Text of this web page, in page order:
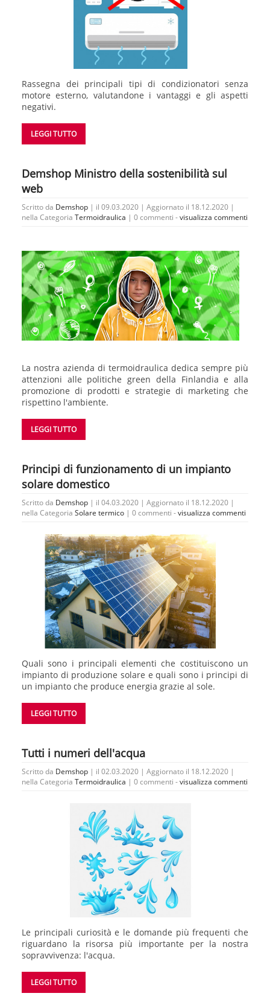
Rassegna dei principali tipi di condizionatori senza
motore esterno, valutandone i vantaggi e gli aspetti
negativi.
LEGGI TUTTO
Demshop Ministro della sostenibilità sul
web
Scritto da Demshop | il 09.03.2020 | Aggiornato il 18.12.2020 |
nella Categoria Termoidraulica | 0 commenti -visualizza commenti
La nostra azienda di termoidraulica dedica sempre più
attenzioni alle politiche green della Finlandia e alla
promozione di prodotti e strategie di marketing che
rispettino l'ambiente.
LEGGI TUTTO
Principi di funzionamento di un impianto
solare domestico
Scritto da Demshop | il 04.03.2020 | Aggiornato il 18.12.2020 |
nella Categoria Solare termico | 0 commenti -visualizza commenti
Quali sono i principali elementi che costituiscono un
impianto di produzione solare e quali sono i principi di
un impianto che produce energia grazie al sole.
LEGGI TUTTO
Tutti i numeri dell'acqua
Scritto da Demshop | il 02.03.2020 | Aggiornato il 18.12.2020 |
nella Categoria Termoidraulica | 0 commenti -visualizza commenti
Le principali curiosità e le domande più frequenti che
riguardano la risorsa più importante per la nostra
sopravvivenza: l'acqua.
LEGGI TUTTO